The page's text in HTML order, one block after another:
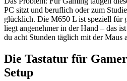
PC sitzt und beruflich oder zum
glücklich. Die M650 L ist speziell für
liegt angenehmer in der Hand – das
du acht Stunden täglich mit der Maus
Die Tastatur für
Setup